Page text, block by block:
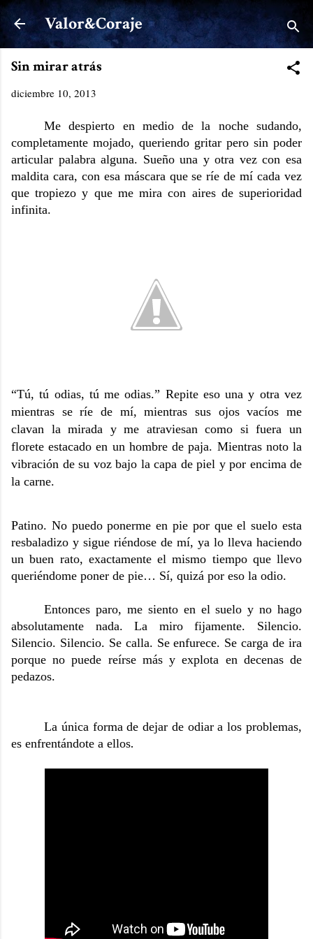
Ir al contenido principal
Valor&Coraje
Sin mirar atrás
diciembre 10, 2013
Me despierto en medio de la noche sudando,
completamente mojado, queriendo gritar pero sin poder
articular palabra alguna. Sueño una y otra vez con esa
maldita cara, con esa máscara que se ríe de mí cada vez
que tropiezo y que me mira con aires de superioridad
infinita.
“Tú, tú odias, tú me odias.” Repite eso una y otra vez
mientras se ríe de mí, mientras sus ojos vacíos me
clavan la mirada y me atraviesan como si fuera un
florete estacado en un hombre de paja. Mientras noto la
vibración de su voz bajo la capa de piel y por encima de
la carne.
Patino. No puedo ponerme en pie por que el suelo esta
resbaladizo y sigue riéndose de mí, ya lo lleva haciendo
un buen rato, exactamente el mismo tiempo que llevo
queriéndome poner de pie… Sí, quizá por eso la odio.
Entonces paro, me siento en el suelo y no hago
absolutamente nada. La miro fijamente. Silencio.
Silencio. Silencio. Se calla. Se enfurece. Se carga de ira
porque no puede reírse más y explota en decenas de
pedazos.
La única forma de dejar de odiar a los problemas,
es enfrentándote a ellos.